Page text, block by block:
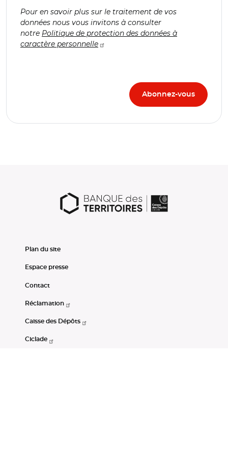
Pour en savoir plus sur le traitement de vos
données nous vous invitons à consulter
notre Politique de protection des données à
caractère personnelle
Plan du site
Espace presse
Contact
Réclamation
Caisse des Dépôts
Ciclade